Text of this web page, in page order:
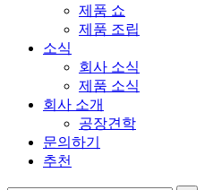
제품 쇼
제품 조립
소식
회사 소식
제품 소식
회사 소개
공장견학
문의하기
추천